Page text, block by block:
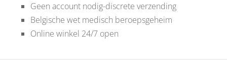
Geen account nodig-discrete verzending
Belgische wet medisch beroepsgeheim
Online winkel 24/7 open